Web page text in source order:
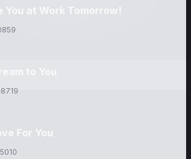
You at Work Tomorrow!
8719
For You
5010